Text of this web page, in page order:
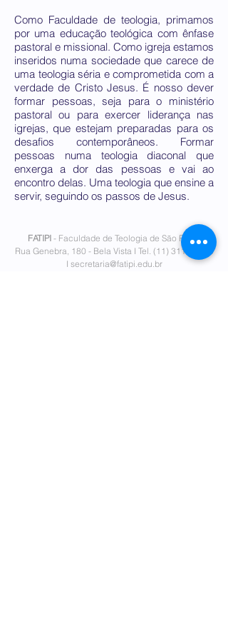
Como Faculdade de teologia, primamos
por uma educação teológica com ênfase
pastoral e missional. Como igreja estamos
inseridos numa sociedade que carece de
uma teologia séria e comprometida com a
verdade de Cristo Jesus. É nosso dever
formar pessoas, seja para o ministério
pastoral ou para exercer liderança nas
igrejas, que estejam preparadas para os
desafios contemporâneos. Formar
pessoas numa teologia diaconal que
enxerga a dor das pessoas e vai ao
encontro delas. Uma teologia que ensine a
servir, seguindo os passos de Jesus.
FATIPI - Faculdade de Teologia de São Paulo
Rua Genebra, 180 - Bela Vista I Tel. (11) 3111-7300
I secretaria@fatipi.edu.br